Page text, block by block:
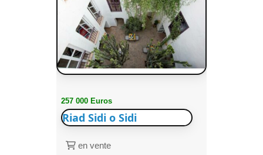
257 000 Euros
Riad Sidi o Sidi
en vente